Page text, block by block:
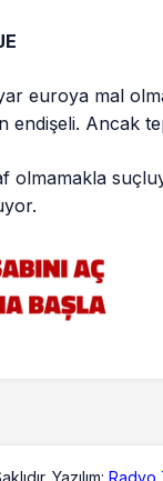
euroya mal
endişeli. Ancak
olmamakla